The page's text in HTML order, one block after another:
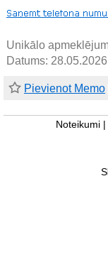
Unikālo
Datums:
Pievienot Memo
Noteikumi